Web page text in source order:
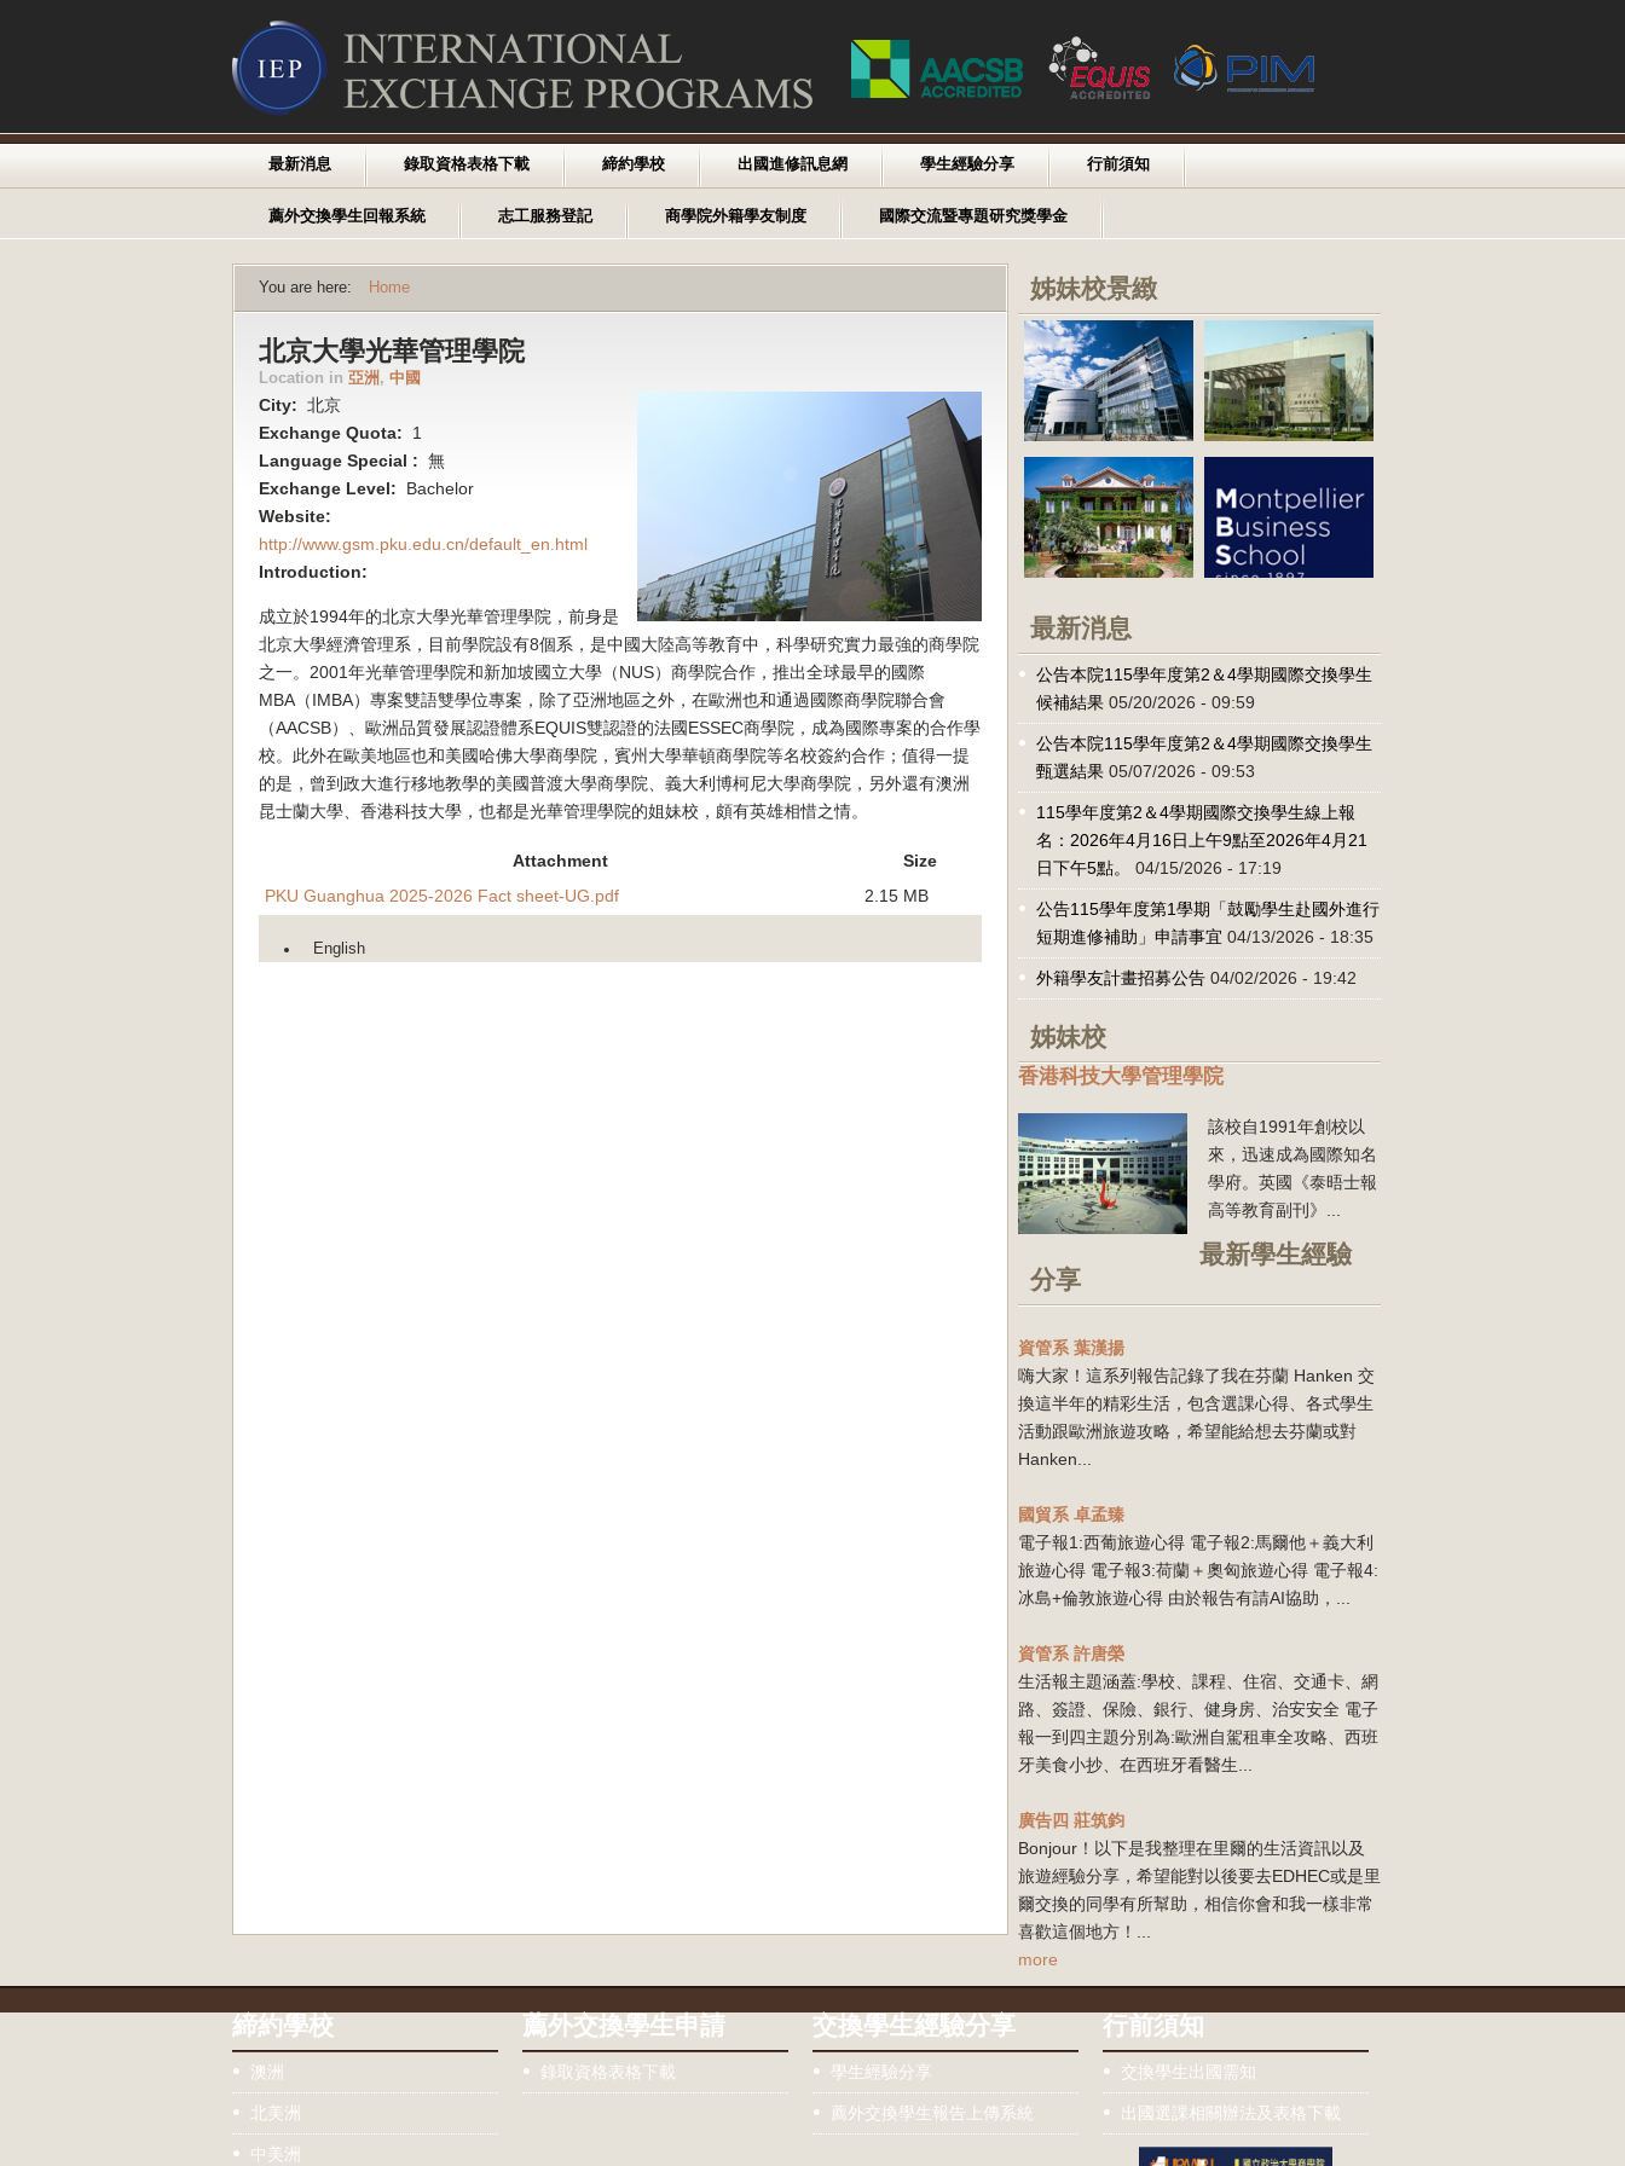
最新消息 錄取資格表格下載 締約學校 出國進修訊息網 學生經驗分享 行前須知
薦外交換學生回報系統 志工服務登記 商學院外籍學友制度 國際交流暨專題研究獎學金
You are here: Home
北京大學光華管理學院
Location in 亞洲 , 中國
City: 北京
Exchange Quota:
1
Language Special : 無
Exchange Level:
Bachelor
Website:
http://www.gsm.pku.edu.cn/default_en.html
Introduction:
成立於1994年的北京大學光華管理學院，前身是
北京大學經濟管理系，目前學院設有8個系，是中國大陸高等教育中，科學研究實力最強的商學院
之一。2001年光華管理學院和新加坡國立大學（NUS）商學院合作，推出全球最早的國際
MBA（IMBA）專案雙語雙學位專案，除了亞洲地區之外，在歐洲也和通過國際商學院聯合會
（AACSB）、歐洲品質發展認證體系EQUIS雙認證的法國ESSEC商學院，成為國際專案的合作學
校。此外在歐美地區也和美國哈佛大學商學院，賓州大學華頓商學院等名校簽約合作；值得一提
的是，曾到政大進行移地教學的美國普渡大學商學院、義大利博柯尼大學商學院，另外還有澳洲
昆士蘭大學、香港科技大學，也都是光華管理學院的姐妹校，頗有英雄相惜之情。
Attachment
Size
PKU Guanghua 2025-2026 Fact sheet-UG.pdf
2.15 MB
English
姊妹校景緻
最新消息
公告本院115學年度第2＆4學期國際交換學生
候補結果 05/20/2026 - 09:59
公告本院115學年度第2＆4學期國際交換學生
甄選結果 05/07/2026 - 09:53
115學年度第2＆4學期國際交換學生線上報
名：2026年4月16日上午9點至2026年4月21
日下午5點。
04/15/2026 - 17:19
公告115學年度第1學期「鼓勵學生赴國外進行
短期進修補助」申請事宜 04/13/2026 - 18:35
外籍學友計畫招募公告 04/02/2026 - 19:42
姊妹校
香港科技大學管理學院
該校自1991年創校以
來，迅速成為國際知名
學府。英國《泰晤士報
高等教育副刊》...
最新學生經驗
分享
資管系 葉漢揚
嗨大家！這系列報告記錄了我在芬蘭 Hanken 交
換這半年的精彩生活，包含選課心得、各式學生
活動跟歐洲旅遊攻略，希望能給想去芬蘭或對
Hanken...
國貿系 卓孟臻
電子報1:西葡旅遊心得 電子報2:馬爾他＋義大利
旅遊心得 電子報3:荷蘭＋奧匈旅遊心得 電子報4:
冰島+倫敦旅遊心得 由於報告有請AI協助，...
資管系 許唐榮
生活報主題涵蓋:學校、課程、住宿、交通卡、網
路、簽證、保險、銀行、健身房、治安安全 電子
報一到四主題分別為:歐洲自駕租車全攻略、西班
牙美食小抄、在西班牙看醫生...
廣告四 莊筑鈞
Bonjour！以下是我整理在里爾的生活資訊以及
旅遊經驗分享，希望能對以後要去EDHEC或是里
爾交換的同學有所幫助，相信你會和我一樣非常
喜歡這個地方！...
more
締約學校
澳洲
北美洲
中美洲
薦外交換學生申請
錄取資格表格下載
交換學生經驗分享
學生經驗分享
薦外交換學生報告上傳系統
行前須知
交換學生出國需知
出國選課相關辦法及表格下載